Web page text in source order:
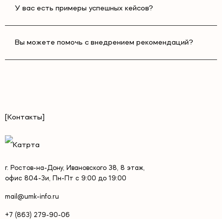
У вас есть примеры успешных кейсов?
Вы можете помочь с внедрением рекомендаций?
[Контакты]
г. Ростов-на-Дону, Ивановского 38, 8 этаж,
офис 804-3и, Пн-Пт с 9:00 до 19:00
mail@umk-info.ru
+7 (863) 279-90-06